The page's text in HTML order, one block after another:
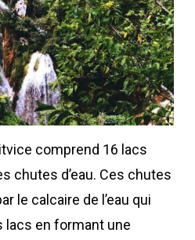
comprend 16 lacs
chutes d’eau. Ces chutes
le calcaire de l’eau qui
lacs en formant une